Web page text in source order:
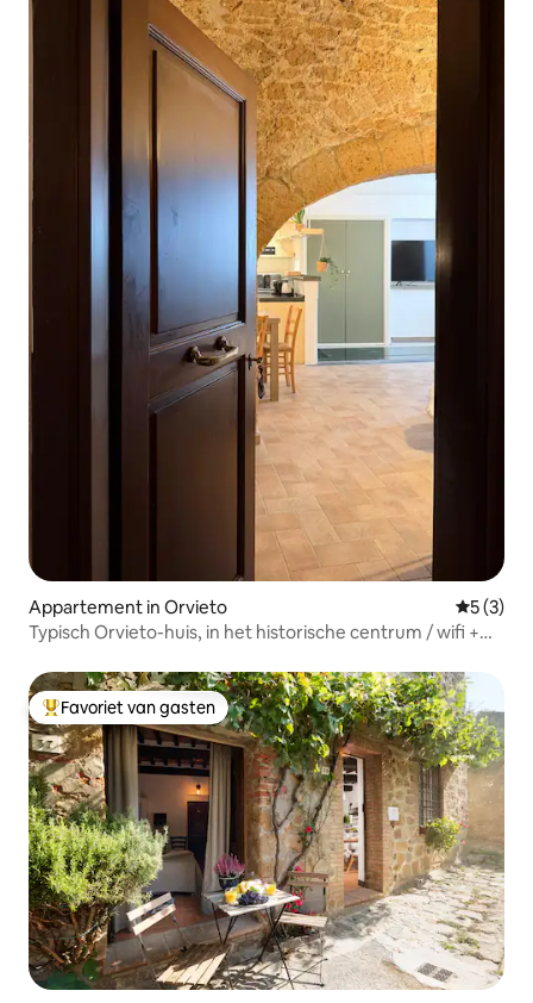
Appartement in Orvieto
5 (3)
Typisch Orvieto-huis, in het historische centrum / wifi +
Topfavoriet van gasten
Favoriet van gasten